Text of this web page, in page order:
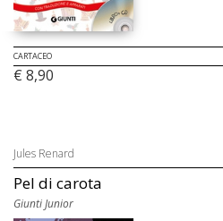
CARTACEO
€ 8,90
Jules Renard
Pel di carota
Giunti Junior